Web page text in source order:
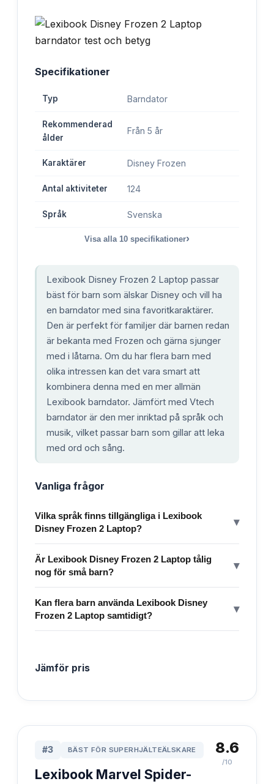
Specifikationer
Typ Barndator
Rekommenderad
ålder
Från 5 år
Karaktärer Disney Frozen
Antal aktiviteter 124
Språk Svenska
Visa alla 10 specifikationer›
Lexibook Disney Frozen 2 Laptop passar
bäst för barn som älskar Disney och vill ha
en barndator med sina favoritkaraktärer.
Den är perfekt för familjer där barnen redan
är bekanta med Frozen och gärna sjunger
med i låtarna. Om du har flera barn med
olika intressen kan det vara smart att
kombinera denna med en mer allmän
Lexibook barndator. Jämfört med Vtech
barndator är den mer inriktad på språk och
musik, vilket passar barn som gillar att leka
med ord och sång.
Vanliga frågor
Vilka språk finns tillgängliga i Lexibook
Disney Frozen 2 Laptop?
▾
Är Lexibook Disney Frozen 2 Laptop tålig
nog för små barn?
▾
Kan flera barn använda Lexibook Disney
Frozen 2 Laptop samtidigt?
▾
Jämför pris
#3 BÄST FÖR SUPERHJÄLTEÄLSKARE
Lexibook Marvel Spider-
8.6
/10